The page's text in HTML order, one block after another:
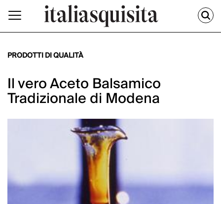
PRODOTTI DI QUALITÀ
Il vero Aceto Balsamico
Tradizionale di Modena